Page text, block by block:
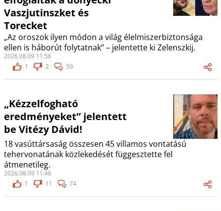
Vaszjutinszket és
Torecket
„Az oroszok ilyen módon a világ élelmiszerbiztonsága
ellen is háborút folytatnak” – jelentette ki Zelenszkij.
2026.08.09 11:56
1
2 59
„Kézzelfogható
eredményeket” jelentett
be Vitézy Dávid!
18 vasúttársaság összesen 45 villamos vontatású
tehervonatának közlekedését függesztette fel
átmenetileg.
2026.08.09 11:46
1
11 74